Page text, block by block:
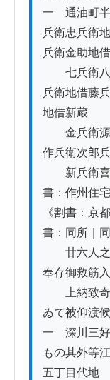
一　通油町
兵衛忠兵衛
兵衛金助地借
七兵衛八
兵衛地借藤
地借新蔵
金兵衛源
作兵衛次郎
新兵衛喜
書：作州住
《割書：京
書：同所｜
廿六人之
奉存御救筋
上納致奇
ゐて被仰渡候
一　深川三
もの其外等
五丁目代地